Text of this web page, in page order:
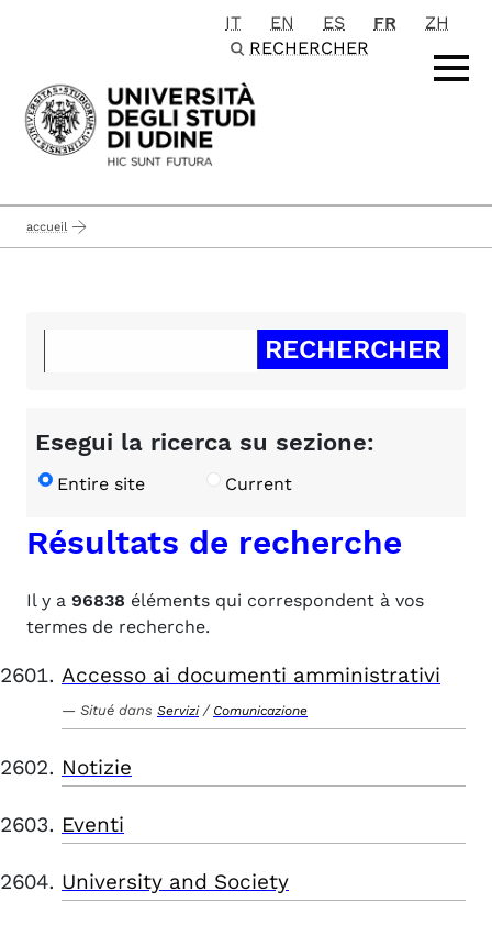
Passa al contenuto principale
IT EN ES FR
ZH
RECHERCHER
accueil
Esegui la ricerca su sezione:
Entire site Current
Résultats de recherche
Il y a 96838 éléments qui correspondent à vos
termes de recherche.
Accesso ai documenti amministrativi
Situé dans Servizi / Comunicazione
Notizie
Eventi
University and Society